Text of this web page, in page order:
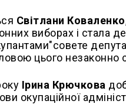
Світлани Коваленко
виборах і стала
цього незаконно
Ірина Крючкова
окупаційної